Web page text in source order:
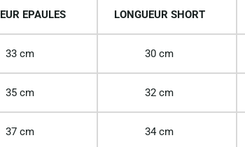
EPAULES LONGUEUR SHORT
33 cm 30 cm
35 cm 32 cm
37 cm 34 cm